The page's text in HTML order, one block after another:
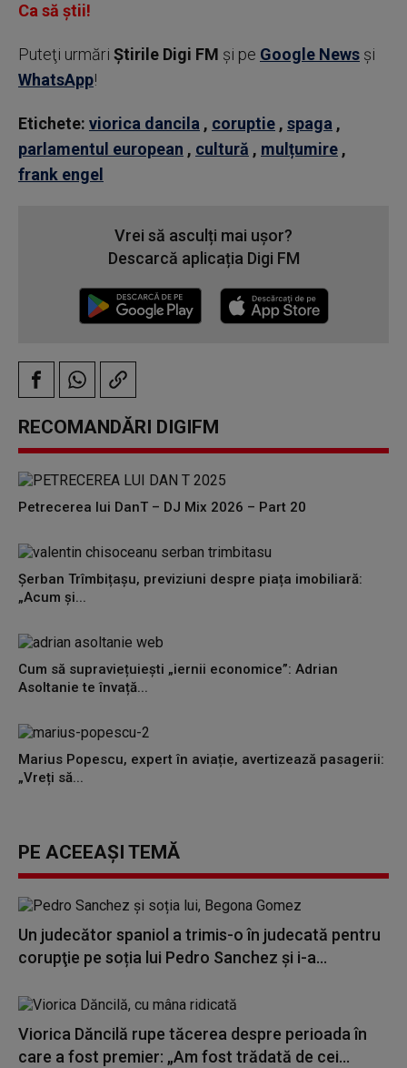
Ca să știi!
Puteţi urmări Știrile Digi FM şi pe Google News şi
WhatsApp!
Etichete: viorica dancila , coruptie , spaga ,
parlamentul european , cultură , mulțumire ,
frank engel
Vrei să asculți mai ușor?
Descarcă aplicația Digi FM
RECOMANDĂRI DIGIFM
Petrecerea lui DanT – DJ Mix 2026 – Part 20
Șerban Trîmbițașu, previziuni despre piața imobiliară:
„Acum și...
Cum să supraviețuiești „iernii economice”: Adrian
Asoltanie te învață...
Marius Popescu, expert în aviație, avertizează pasagerii:
„Vreți să...
PE ACEEAȘI TEMĂ
Un judecător spaniol a trimis-o în judecată pentru
corupţie pe soția lui Pedro Sanchez și i-a...
Viorica Dăncilă rupe tăcerea despre perioada în
care a fost premier: „Am fost trădată de cei...